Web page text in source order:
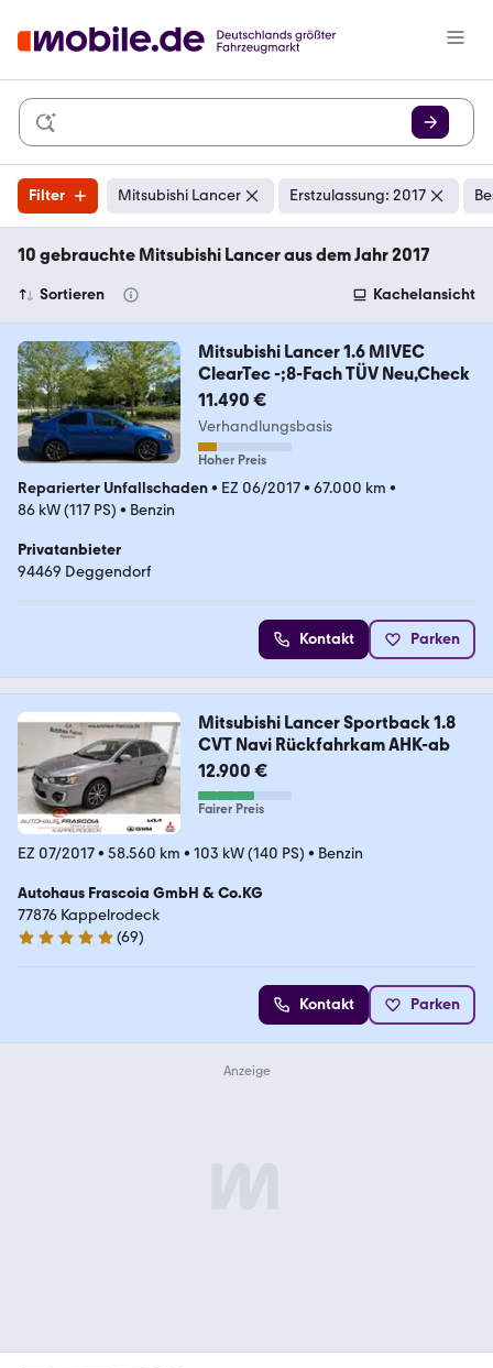
Filter Mitsubishi Lancer Erstzulassung: 2017
10 gebrauchte Mitsubishi Lancer aus dem Jahr 2017
Sortieren Kachelansicht
Mitsubishi Lancer 1.6 MIVEC
ClearTec -;8-Fach TÜV Neu,Check
11.490 €
Verhandlungsbasis
Hoher Preis
Reparierter Unfallschaden• EZ 06/2017• 67.000 km •
86 kW (117 PS) • Benzin
Privatanbieter
94469 Deggendorf
Kontakt Parken
Mitsubishi Lancer Sportback 1.8
CVT Navi Rückfahrkam AHK-ab
12.900 €
Fairer Preis
EZ 07/2017• 58.560 km • 103 kW (140 PS) • Benzin
Autohaus Frascoia GmbH & Co.KG
77876 Kappelrodeck
4.9 Sterne
(69)
Kontakt Parken